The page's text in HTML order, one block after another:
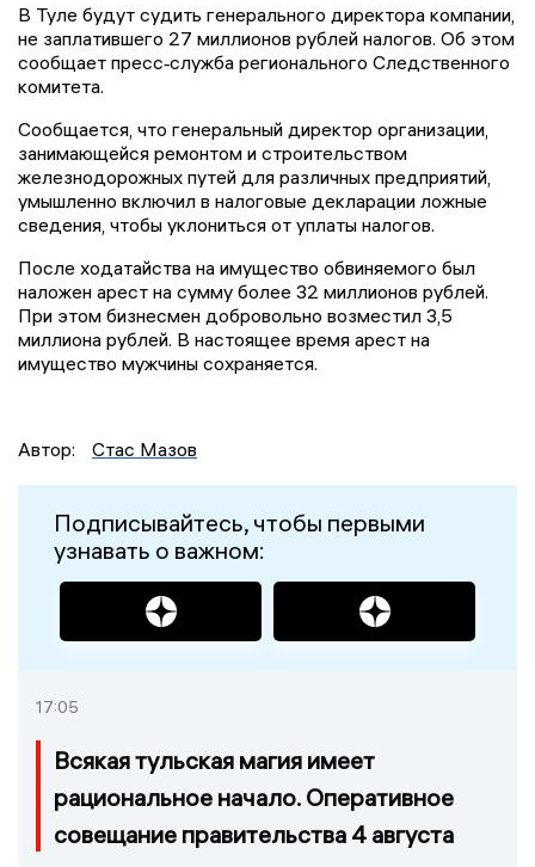
В Туле будут судить генерального директора компании,
не заплатившего 27 миллионов рублей налогов. Об этом
сообщает пресс‑служба регионального Следственного
комитета.
Сообщается, что генеральный директор организации,
занимающейся ремонтом и строительством
железнодорожных путей для различных предприятий,
умышленно включил в налоговые декларации ложные
сведения, чтобы уклониться от уплаты налогов.
После ходатайства на имущество обвиняемого был
наложен арест на сумму более 32 миллионов рублей.
При этом бизнесмен добровольно возместил 3,5
миллиона рублей. В настоящее время арест на
имущество мужчины сохраняется.
Автор: Стас Мазов
Подписывайтесь, чтобы первыми
узнавать о важном:
17:05
Всякая тульская магия имеет
рациональное начало. Оперативное
совещание правительства 4 августа